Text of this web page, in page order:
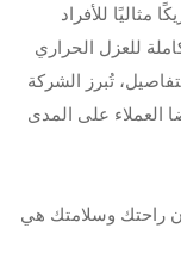
للأفراد
للعزل الحراري
تُبرز الشركة
العملاء على المدى
راحتك وسلامتك هي